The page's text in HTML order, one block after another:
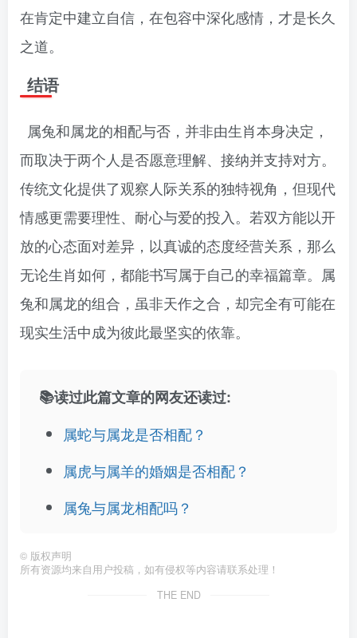
在肯定中建立自信，在包容中深化感情，才是长久
之道。
结语
属兔和属龙的相配与否，并非由生肖本身决定，
而取决于两个人是否愿意理解、接纳并支持对方。
传统文化提供了观察人际关系的独特视角，但现代
情感更需要理性、耐心与爱的投入。若双方能以开
放的心态面对差异，以真诚的态度经营关系，那么
无论生肖如何，都能书写属于自己的幸福篇章。属
兔和属龙的组合，虽非天作之合，却完全有可能在
现实生活中成为彼此最坚实的依靠。
📚读过此篇文章的网友还读过:
属蛇与属龙是否相配？
属虎与属羊的婚姻是否相配？
属兔与属龙相配吗？
© 版权声明
所有资源均来自用户投稿，如有侵权等内容请联系处理！
THE END